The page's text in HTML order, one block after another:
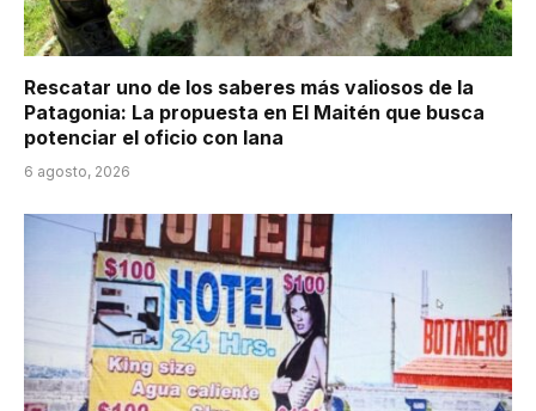
Rescatar uno de los saberes más valiosos de la
Patagonia: La propuesta en El Maitén que busca
potenciar el oficio con lana
6 agosto, 2026